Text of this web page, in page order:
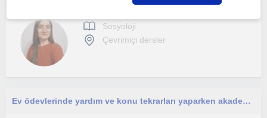
Sosyoloji
Çevrimiçi dersler
Ev ödevlerinde yardım ve konu tekrarları yaparken akademik motivasyon içinde yardımcı olmak isterim.